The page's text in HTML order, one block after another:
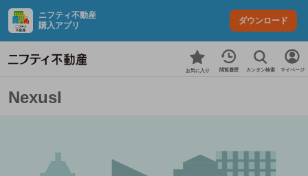
ニフティ不動産
購入アプリ
ダウンロード
お気に入り 閲覧履歴 カンタン検索 マイページ
NexusI